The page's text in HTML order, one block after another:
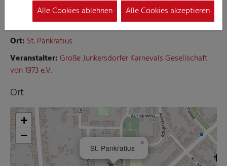
Gottesdienst der Große Junkersdorfer Karnevals Gesellschaft
von 1973 e.V.
Ort: St. Pankratius
Veranstalter: Große Junkersdorfer Karnevals Gesellschaft
von 1973 e.V.
Ort
St. Pankratius
×
+
−
Alle Cookies ablehnen Alle Cookies akzeptieren